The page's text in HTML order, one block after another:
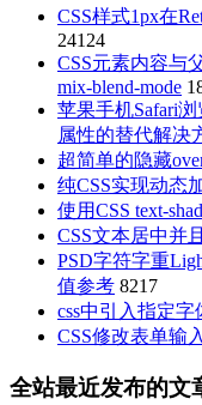
CSS样式1px在
24124
CSS元素内容与
mix-blend-mode
苹果手机Safari浏
属性的替代解决
超简单的隐藏
纯CSS实现动态
使用CSS text-
CSS文本居中并
PSD字符字重
值参考 8217
css中引入指定字
CSS修改表单输
全站最近发布的文